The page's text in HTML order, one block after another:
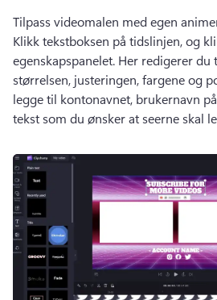
Klikk tekstboksen på tidslinjen, og
egenskapspanelet. Her redigerer du
størrelsen, justeringen, fargene og
legge til kontonavnet, brukernavn
tekst som du ønsker at seerne skal